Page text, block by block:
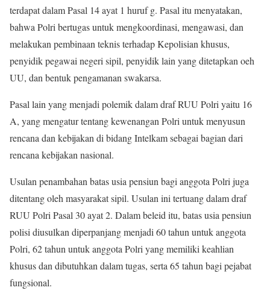
terdapat dalam Pasal 14 ayat 1 huruf g. Pasal itu menyatakan,
bahwa Polri bertugas untuk mengkoordinasi, mengawasi, dan
melakukan pembinaan teknis terhadap Kepolisian khusus,
penyidik pegawai negeri sipil, penyidik lain yang ditetapkan oeh
UU, dan bentuk pengamanan swakarsa.
Pasal lain yang menjadi polemik dalam draf RUU Polri yaitu 16
A, yang mengatur tentang kewenangan Polri untuk menyusun
rencana dan kebijakan di bidang Intelkam sebagai bagian dari
rencana kebijakan nasional.
Usulan penambahan batas usia pensiun bagi anggota Polri juga
ditentang oleh masyarakat sipil. Usulan ini tertuang dalam draf
RUU Polri Pasal 30 ayat 2. Dalam beleid itu, batas usia pensiun
polisi diusulkan diperpanjang menjadi 60 tahun untuk anggota
Polri, 62 tahun untuk anggota Polri yang memiliki keahlian
khusus dan dibutuhkan dalam tugas, serta 65 tahun bagi pejabat
fungsional.